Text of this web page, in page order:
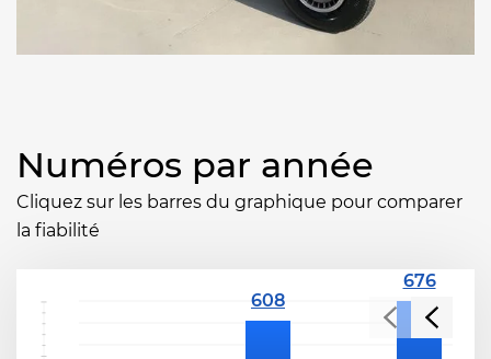
Numéros par année
Cliquez sur les barres du graphique pour comparer
la fiabilité